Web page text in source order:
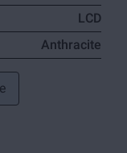
LCD
Anthracite